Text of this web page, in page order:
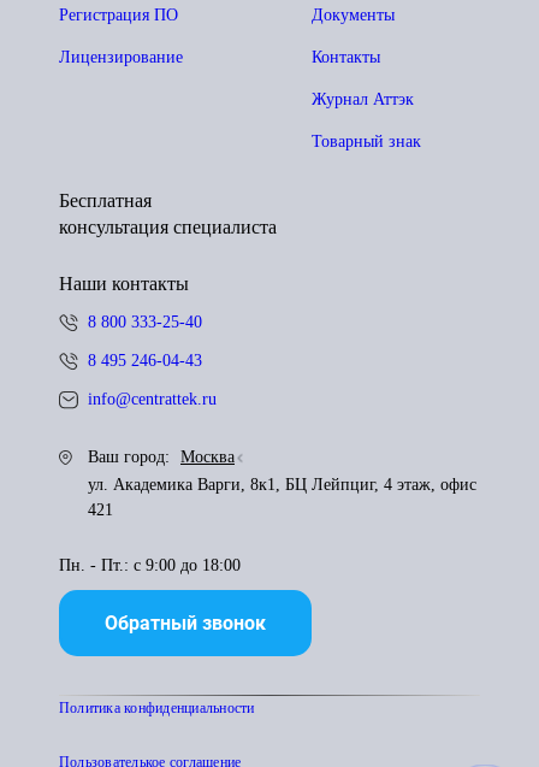
Документы
Контакты
Журнал Аттэк
Товарный знак
Регистрация ПО
Лицензирование
Бесплатная
консультация специалиста
Наши контакты
8 800 333-25-40
8 495 246-04-43
info@centrattek.ru
Ваш город:
Москва
ул. Академика Варги, 8к1, БЦ Лейпциг, 4 этаж, офис
421
Пн. - Пт.: с 9:00 до 18:00
Обратный звонок
Политика конфиденциальности
Пользователькое соглашение